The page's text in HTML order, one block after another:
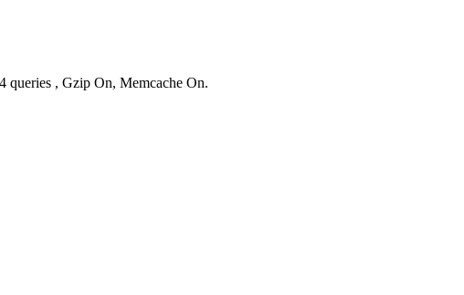
queries , Gzip On, Memcache On.